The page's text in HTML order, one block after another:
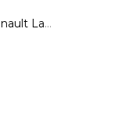
Außenspiegel Seitenspiegel Renault Laguna 1 I mechanisch rechts Blau